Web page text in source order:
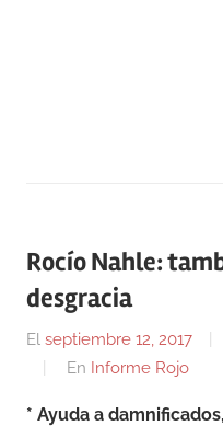
Rocío Nahle:
desgracia
El septiembre 12, 2017
En Informe Rojo
* Ayuda a